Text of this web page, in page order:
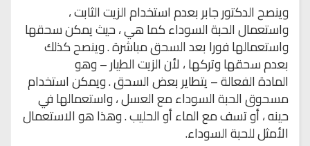
وينصح الدكتور جابر بعدم استخدام الزيتالثابت ،
واستعمال الحبة السوداء كما هي ، حيث يمكن سحقها
واستعمالها فورا بعدالسحق مباشرة . وينصح كذلك
بعدم سحقها وتركها ، لأن الزيت الطيار – وهو
المادةالفعالة – يتطاير بعض السحق . ويمكن استخدام
مسحوق الحبة السوداء مع العسل ،واستعمالها في
حينه ، أو تسف مع الماء أو الحليب . وهذا هو الاستعمال
الأمثل للحبةالسوداء.